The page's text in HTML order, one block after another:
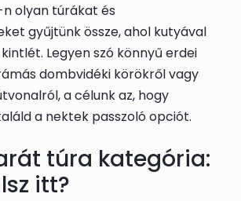
olyan túrákat és
gyűjtünk össze, ahol kutyával
Legyen szó könnyű erdei
dombvidéki körökről vagy
a célunk az, hogy
a nektek passzoló opciót.
túra kategória:
itt?